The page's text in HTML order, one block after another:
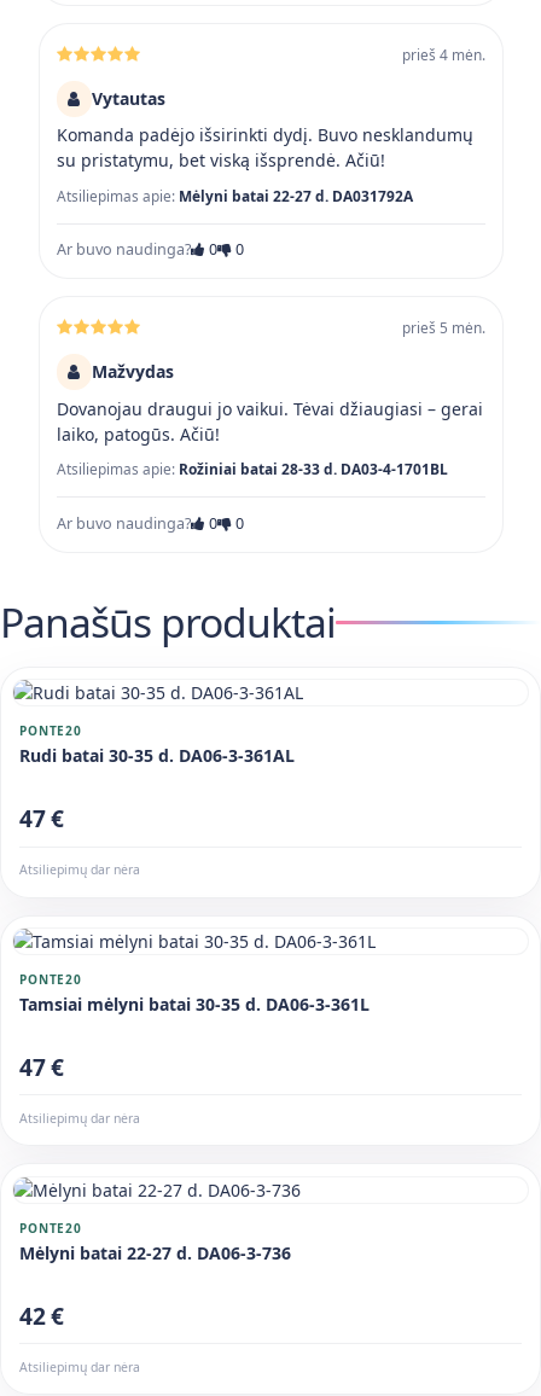
prieš 4 mėn.
Vytautas
Komanda padėjo išsirinkti dydį. Buvo nesklandumų
su pristatymu, bet viską išsprendė. Ačiū!
Atsiliepimas apie: Mėlyni batai 22-27 d. DA031792A
Ar buvo naudinga? 0 0
prieš 5 mėn.
Mažvydas
Dovanojau draugui jo vaikui. Tėvai džiaugiasi – gerai
laiko, patogūs. Ačiū!
Atsiliepimas apie: Rožiniai batai 28-33 d. DA03-4-1701BL
Ar buvo naudinga? 0 0
Panašūs produktai
PONTE20
Rudi batai 30-35 d. DA06-3-361AL
47 €
Atsiliepimų dar nėra
PONTE20
Tamsiai mėlyni batai 30-35 d. DA06-3-361L
47 €
Atsiliepimų dar nėra
PONTE20
Mėlyni batai 22-27 d. DA06-3-736
42 €
Atsiliepimų dar nėra